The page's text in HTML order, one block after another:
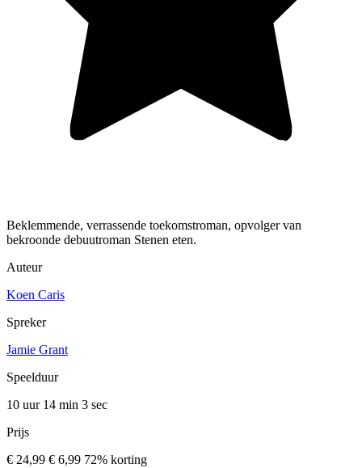
Beklemmende, verrassende toekomstroman, opvolger van
bekroonde debuutroman Stenen eten.
Auteur
Koen Caris
Spreker
Jamie Grant
Speelduur
10 uur 14 min 3 sec
Prijs
€ 24,99 € 6,99 72% korting